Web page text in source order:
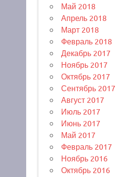
Май 2018
Апрель 2018
Март 2018
Февраль 2018
Декабрь 2017
Ноябрь 2017
Октябрь 2017
Сентябрь 2017
Август 2017
Июль 2017
Июнь 2017
Май 2017
Февраль 2017
Ноябрь 2016
Октябрь 2016